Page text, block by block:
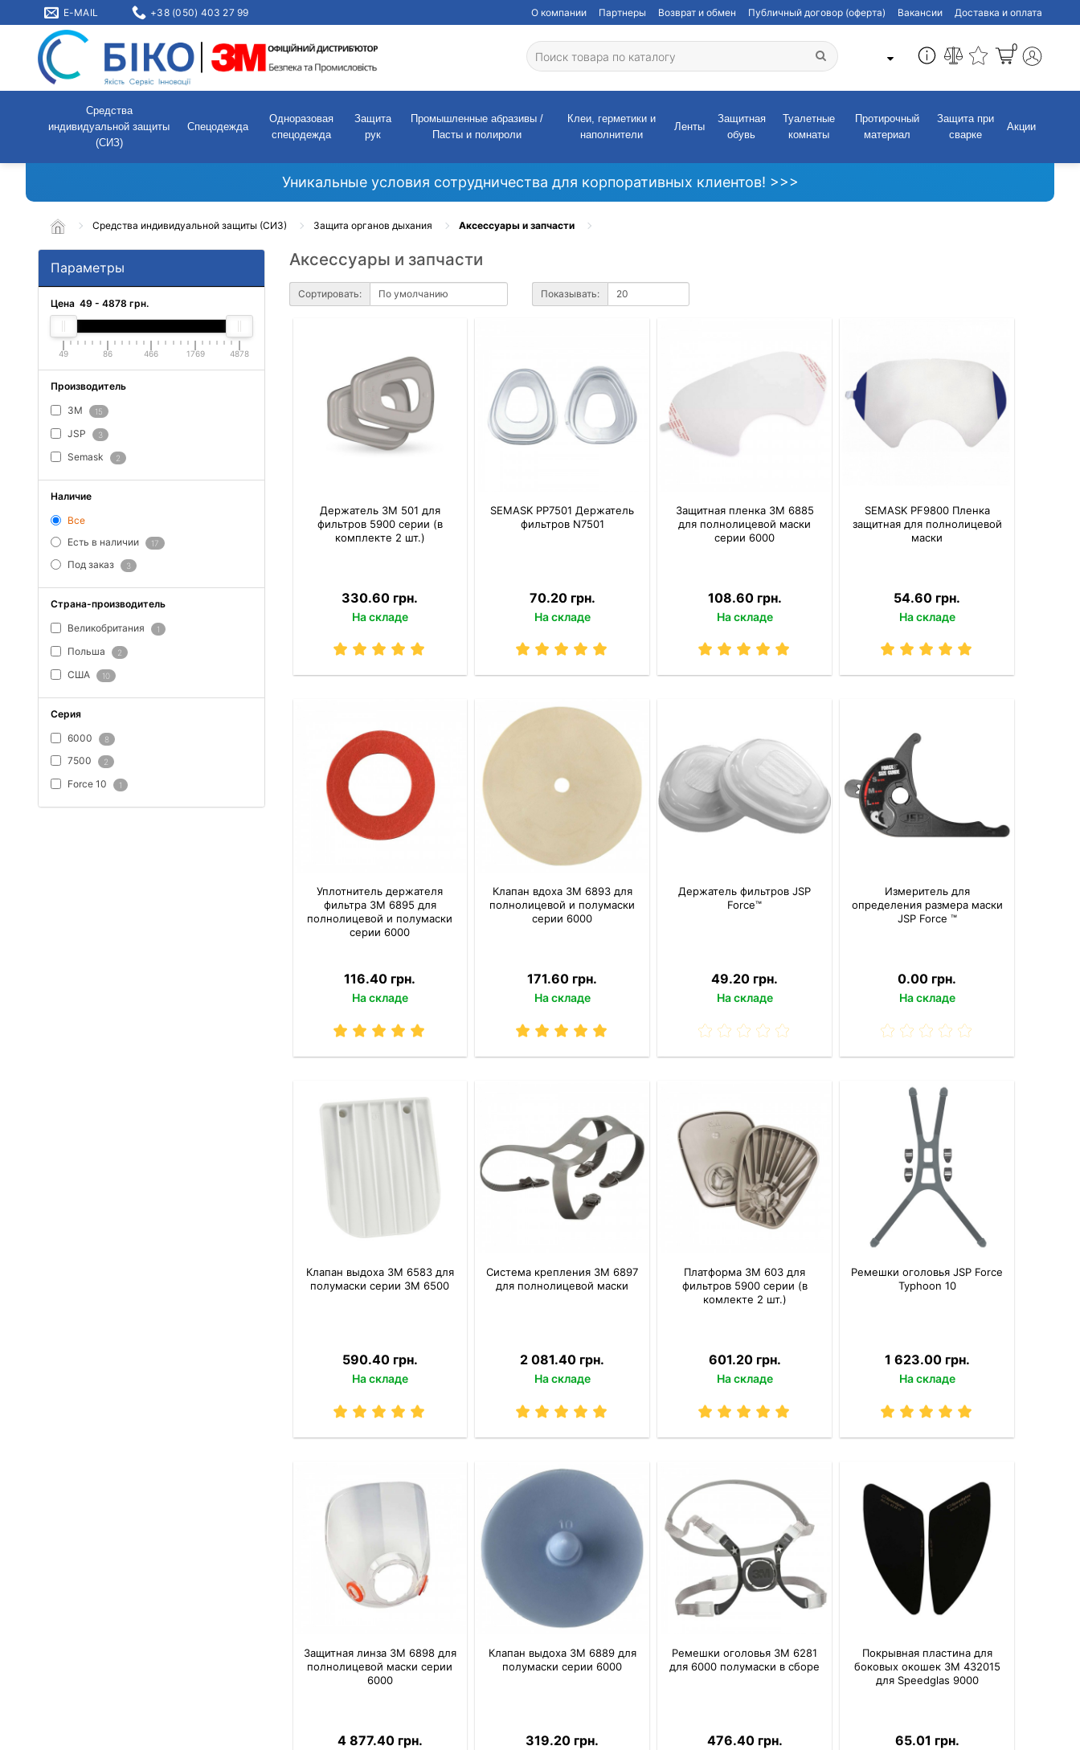
E-MAIL +38 (050) 403 27 99 О компании Партнеры Возврат и обмен Публичный договор (оферта) Вакансии Доставка и оплата
0
Средства
индивидуальной защиты
(СИЗ)
Спецодежда
Одноразовая
спецодежда
Защита
рук
Промышленные абразивы /
Пасты и полироли
Клеи, герметики и
наполнители
Ленты
Защитная
обувь
Туалетные
комнаты
Протирочный
материал
Защита при
сварке
Акции
Уникальные условия сотрудничества для корпоративных клиентов! >>>
Средства индивидуальной защиты (СИЗ) Защита органов дыхания Аксессуары и запчасти
Параметры
Цена 49 - 4878 грн.
49 86 466 1769 4878
Производитель
3M 15
JSP 3
Semask 2
Наличие
Все
Есть в наличии
17
Под заказ 3
Страна-производитель
Великобритания 1
Польша 2
США 10
Серия
6000 8
7500 2
Force 10 1
Аксессуары и запчасти
Сортировать: Показывать:
Держатель 3M 501 для
фильтров 5900 серии (в
комплекте 2 шт.)
330.60 грн.
На складе
SEMASK PP7501 Держатель
фильтров N7501
70.20 грн.
На складе
Защитная пленка 3M 6885
для полнолицевой маски
серии 6000
108.60 грн.
На складе
SEMASK PF9800 Пленка
защитная для полнолицевой
маски
54.60 грн.
На складе
Уплотнитель держателя
фильтра 3M 6895 для
полнолицевой и полумаски
серии 6000
116.40 грн.
На складе
Клапан вдоха 3M 6893 для
полнолицевой и полумаски
серии 6000
171.60 грн.
На складе
Держатель фильтров JSP
Force™
49.20 грн.
На складе
Измеритель для
определения размера маски
JSP Force ™
0.00 грн.
На складе
Клапан выдоха 3М 6583 для
полумаски серии 3М 6500
590.40 грн.
На складе
Система крепления 3M 6897
для полнолицевой маски
2 081.40 грн.
На складе
Платформа 3M 603 для
фильтров 5900 серии (в
комлекте 2 шт.)
601.20 грн.
На складе
Ремешки оголовья JSP Force
Typhoon 10
1 623.00 грн.
На складе
Защитная линза 3M 6898 для
полнолицевой маски серии
6000
4 877.40 грн.
Клапан выдоха 3M 6889 для
полумаски серии 6000
319.20 грн.
Ремешки оголовья 3M 6281
для 6000 полумаски в сборе
476.40 грн.
Покрывная пластина для
боковых окошек 3M 432015
для Speedglas 9000
65.01 грн.